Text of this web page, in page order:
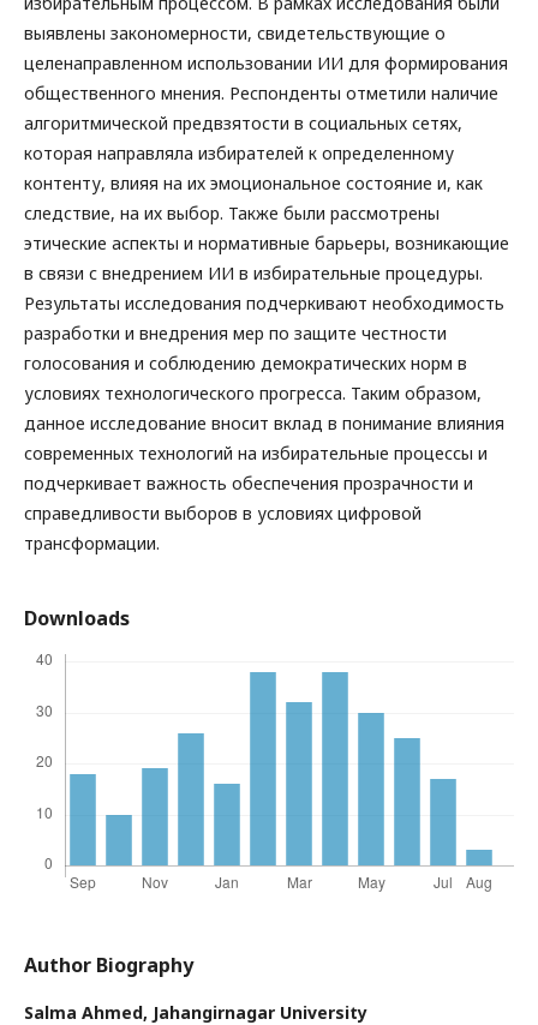
выявлены закономерности, свидетельствующие о
целенаправленном использовании ИИ для формирования
общественного мнения. Респонденты отметили наличие
алгоритмической предвзятости в социальных сетях,
которая направляла избирателей к определенному
контенту, влияя на их эмоциональное состояние и, как
следствие, на их выбор. Также были рассмотрены
этические аспекты и нормативные барьеры, возникающие
в связи с внедрением ИИ в избирательные процедуры.
Результаты исследования подчеркивают необходимость
разработки и внедрения мер по защите честности
голосования и соблюдению демократических норм в
условиях технологического прогресса. Таким образом,
данное исследование вносит вклад в понимание влияния
современных технологий на избирательные процессы и
подчеркивает важность обеспечения прозрачности и
справедливости выборов в условиях цифровой
трансформации.
Downloads
Author Biography
Salma Ahmed, Jahangirnagar University